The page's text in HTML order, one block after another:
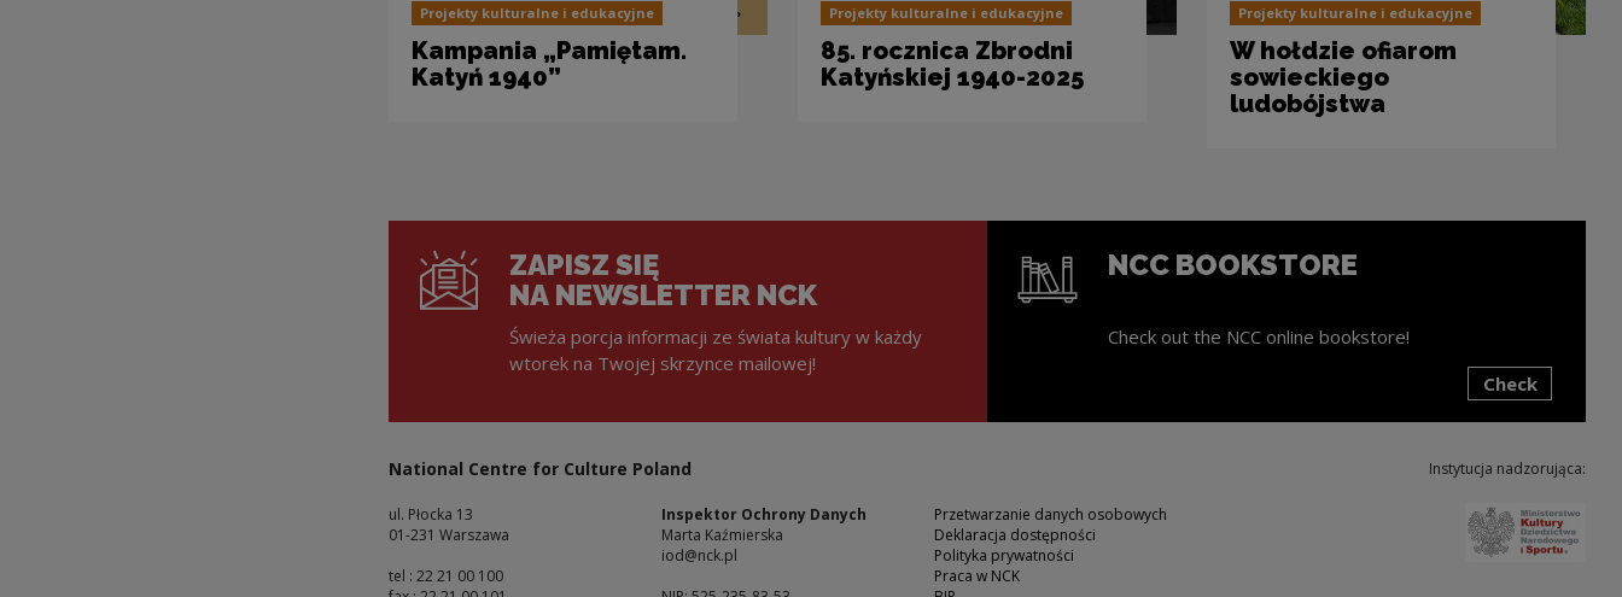
Projekty kulturalne i edukacyjne
Kampania „Pamiętam.
Katyń 1940”
Projekty kulturalne i edukacyjne
85. rocznica Zbrodni
Katyńskiej 1940-2025
Projekty kulturalne i edukacyjne
W hołdzie ofiarom
sowieckiego
ludobójstwa
ZAPISZ SIĘ
NA NEWSLETTER NCK
Świeża porcja informacji ze świata kultury w każdy
wtorek na Twojej skrzynce mailowej!
NCC BOOKSTORE
Check out the NCC online bookstore!
Check
National Centre for Culture Poland
ul. Płocka 13
01-231 Warszawa
tel : 22 21 00 100
Inspektor Ochrony Danych
Marta Kaźmierska
iod@nck.pl
Przetwarzanie danych osobowych
Deklaracja dostępności
Polityka prywatności
Praca w NCK
Instytucja nadzorująca: